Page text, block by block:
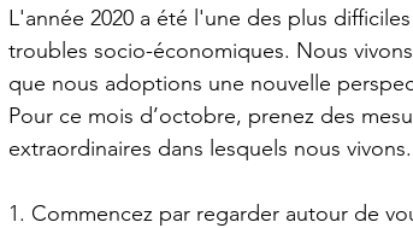
L'année 2020 a été l'une des plus
troubles socio-économiques. Nous
que nous adoptions une nouvelle
Pour ce mois d’octobre, prenez des
extraordinaires dans lesquels nous vivons.
1. Commencez par regarder autour de